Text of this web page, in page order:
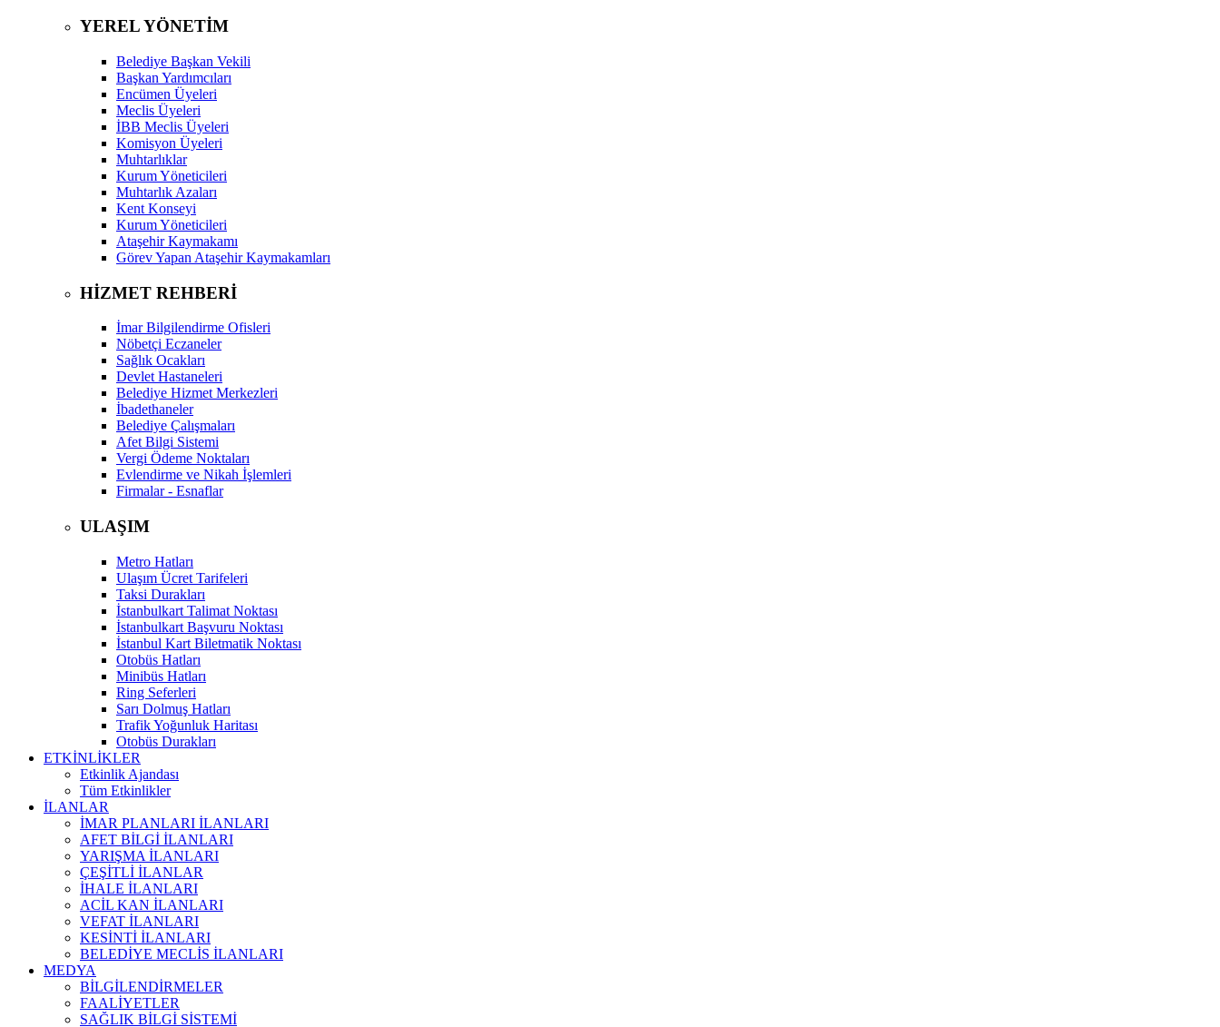
YEREL YÖNETİM
Belediye Başkan Vekili
Başkan Yardımcıları
Encümen Üyeleri
Meclis Üyeleri
İBB Meclis Üyeleri
Komisyon Üyeleri
Muhtarlıklar
Kurum Yöneticileri
Muhtarlık Azaları
Kent Konseyi
Kurum Yöneticileri
Ataşehir Kaymakamı
Görev Yapan Ataşehir Kaymakamları
HİZMET REHBERİ
İmar Bilgilendirme Ofisleri
Nöbetçi Eczaneler
Sağlık Ocakları
Devlet Hastaneleri
Belediye Hizmet Merkezleri
İbadethaneler
Belediye Çalışmaları
Afet Bilgi Sistemi
Vergi Ödeme Noktaları
Evlendirme ve Nikah İşlemleri
Firmalar - Esnaflar
ULAŞIM
Metro Hatları
Ulaşım Ücret Tarifeleri
Taksi Durakları
İstanbulkart Talimat Noktası
İstanbulkart Başvuru Noktası
İstanbul Kart Biletmatik Noktası
Otobüs Hatları
Minibüs Hatları
Ring Seferleri
Sarı Dolmuş Hatları
Trafik Yoğunluk Haritası
Otobüs Durakları
ETKİNLİKLER
Etkinlik Ajandası
Tüm Etkinlikler
İLANLAR
İMAR PLANLARI İLANLARI
AFET BİLGİ İLANLARI
YARIŞMA İLANLARI
ÇEŞİTLİ İLANLAR
İHALE İLANLARI
ACİL KAN İLANLARI
VEFAT İLANLARI
KESİNTİ İLANLARI
BELEDİYE MECLİS İLANLARI
MEDYA
BİLGİLENDİRMELER
FAALİYETLER
SAĞLIK BİLGİ SİSTEMİ